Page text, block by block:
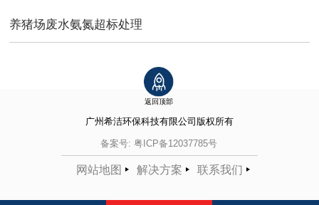
养猪场废水氨氮超标处理
返回顶部
广州希洁环保科技有限公司 版权所有
备案号: 粤ICP备12037785号
网站地图 解决方案 联系我们